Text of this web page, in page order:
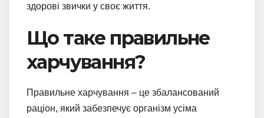
здорові звички у своє життя.
Що таке правильне
харчування?
Правильне харчування – це збалансований
раціон, який забезпечує організм усіма